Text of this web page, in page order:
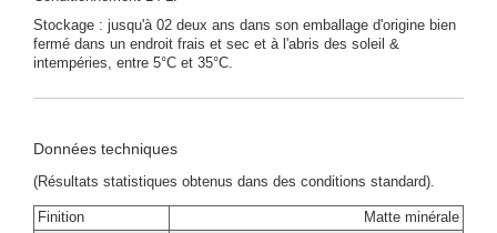
Stockage : jusqu'à 02 deux ans dans son emballage d'origine bien
fermé dans un endroit frais et sec et à l'abris des soleil &
intempéries, entre 5°C et 35°C.
Données techniques
(Résultats statistiques obtenus dans des conditions standard).
Finition
Matte minérale